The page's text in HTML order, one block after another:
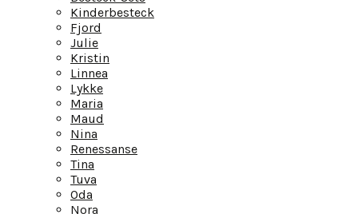
Kinderbesteck
Fjord
Julie
Kristin
Linnea
Lykke
Maria
Maud
Nina
Renessanse
Tina
Tuva
Oda
Nora